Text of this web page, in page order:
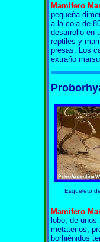
Mamífero
pequeña
a la cola de
desarrollo en
reptiles y
presas. Los
extraño
Esqueleto
Mamífero
lobo, de
metaterios,
borhiénidos